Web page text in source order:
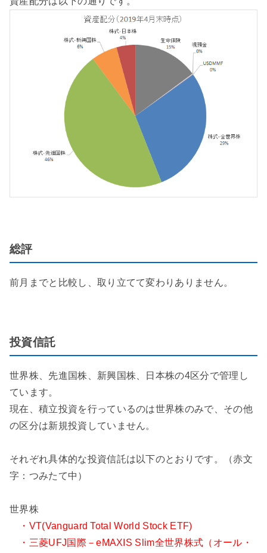
総評
前月までと比較し、取り立てて変わりありません。
投資信託
世界株、先進国株、新興国株、日本株の4区分で管理し
ています。
現在、積立投資を行っているのは世界株のみで、その他
の区分は新規投資していません。
それぞれ具体的な投資信託は以下のとおりです。（赤文
字：つみたて中）
世界株
・VT(Vanguard Total World Stock ETF)
・三菱UFJ国際－eMAXIS Slim全世界株式（オール・